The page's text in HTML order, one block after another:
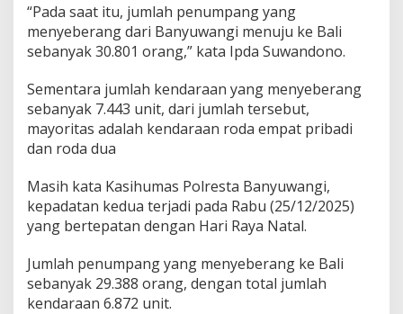
r
p
a
n
a
u
L
a
r
“Pada saat itu, jumlah penumpang yang
menyeberang dari Banyuwangi menuju ke Bali
sebanyak 30.801 orang,” kata Ipda Suwandono.
Sementara jumlah kendaraan yang menyeberang
sebanyak 7.443 unit, dari jumlah tersebut,
mayoritas adalah kendaraan roda empat pribadi
dan roda dua
Masih kata Kasihumas Polresta Banyuwangi,
kepadatan kedua terjadi pada Rabu (25/12/2025)
yang bertepatan dengan Hari Raya Natal.
Jumlah penumpang yang menyeberang ke Bali
sebanyak 29.388 orang, dengan total jumlah
kendaraan 6.872 unit.